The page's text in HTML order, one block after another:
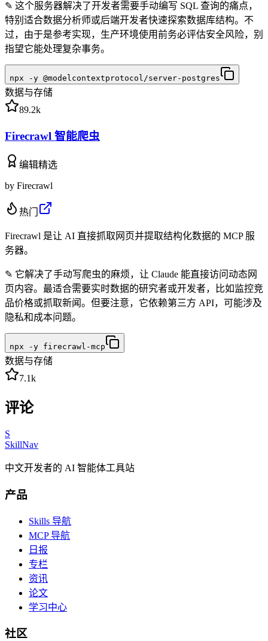
✎ 这个服务器解决了开发者需要手动编写 SQL 查询的痛点，
特别适合数据分析师或后端开发者快速探索数据库结构。不
过，由于是参考实现，生产环境使用前务必评估安全风险，别
指望它能处理复杂事务。
npx -y @modelcontextprotocol/server-postgres
数据与存储
89.2k
Firecrawl 智能爬虫
编辑精选
by Firecrawl
热门
Firecrawl 是让 AI 直接抓取网页并提取结构化数据的 MCP 服
务器。
✎ 它解决了手动写爬虫的麻烦，让 Claude 能直接访问动态网
页内容。最适合需要实时数据的研究者或开发者，比如监控竞
品价格或抓取新闻。但要注意，它依赖第三方 API，可能涉及
隐私和成本问题。
npx -y firecrawl-mcp
数据与存储
7.1k
评论
S
SkillNav
中文开发者的 AI 智能体工具站
产品
Skills 导航
MCP 导航
日报
专栏
资讯
论文
学习中心
社区